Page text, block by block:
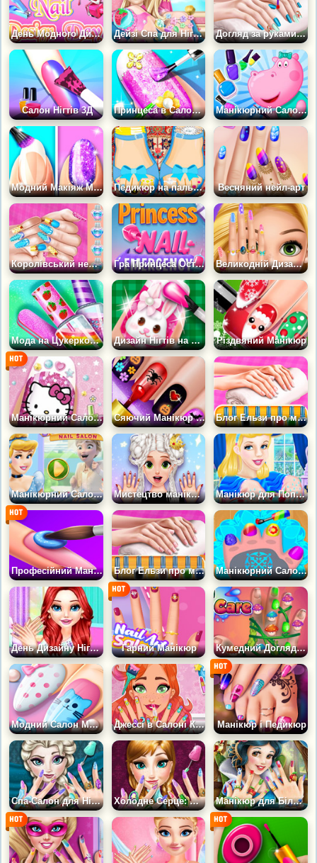
День Модного Дизайну Нігтів Дейзі Спа для Нігтів Догляд за руками для Випускного Вечора
Салон Нігтів 3Д Принцеса в Салоні макіяжу для нігтів Манікюрний Салон Бегемота
Модний Макіяж Манікюрний Салон Педикюр на пальцях ніг Весняний нейл-арт
Королівський нейл-арт Своїми Руками Гра Принцеса Острова: Невідкладна допомога нігтям Великодній Дизайн Нігтів
Мода на Цукерковий Манікюр Дизайн Нігтів на Великдень Різдвяний Манікюр
Манікюрний Салон Хеллоу Кітті Сяючий Манікюр на Геловін Блог Ельзи про модне мистецтво нігтів
Манікюрний Салон Принцеси Мистецтво манікюру Манікюр для Попелюшки
Професійний Манікюр для Принцес Блог Ельзи про модний дизайн нігтів Манікюрний Салон для тварин
День Дизайну Нігтів Принцеси Гарний Манікюр Кумедний Догляд за Нігтями
Модний Салон Манікюру Джессі в Салоні Краси Манікюр і Педикюр
Спа-Салон для Нігтів Ельзи Холодне Серце: Манікюр Анни Манікюр для Білосніжки